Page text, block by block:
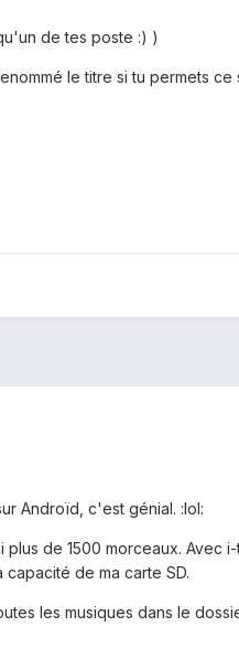
de tes poste :) )
le titre si tu permets
Androïd, c'est génial. :lol:
de 1500 morceaux. Avec
de ma carte SD.
les musiques dans le